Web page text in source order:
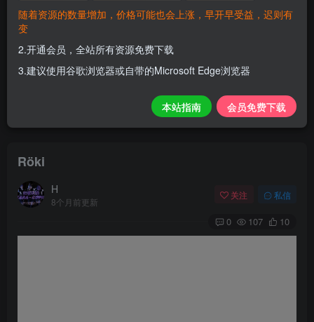
解压密码
会员尊享全站资源【免费下载】！
1.为了资源不失效！请不要在线解压！
3.有任何问题请联系客服或评论留言。
Röki
H
8个月前更新
关注 私信
0 107 10
随着资源的数量增加，价格可能也会上涨，早开早受益，迟则有
变
2.开通会员，全站所有资源免费下载
3.建议使用谷歌浏览器或自带的Microsoft Edge浏览器
本站指南 会员免费下载